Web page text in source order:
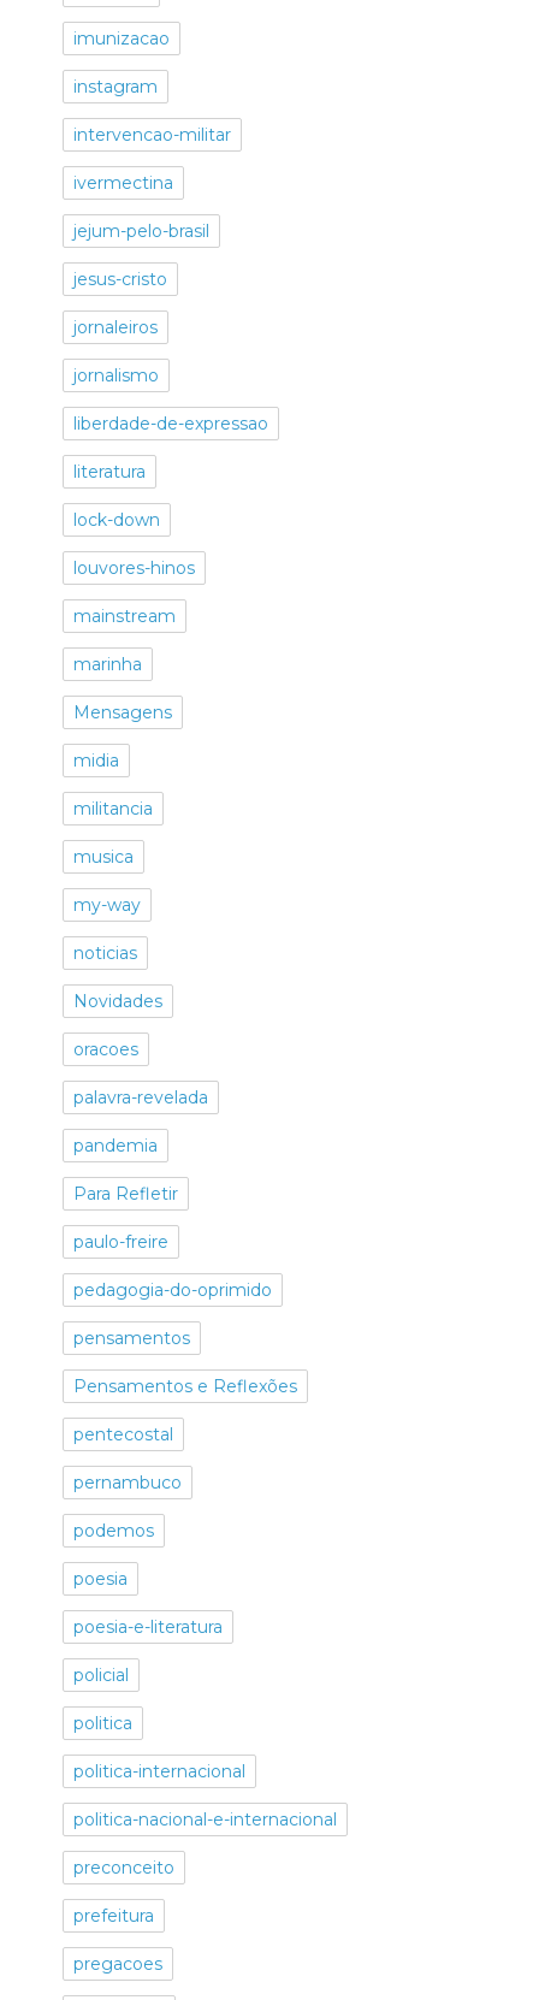
imunizacao
instagram
intervencao-militar
ivermectina
jejum-pelo-brasil
jesus-cristo
jornaleiros
jornalismo
liberdade-de-expressao
literatura
lock-down
louvores-hinos
mainstream
marinha
Mensagens
midia
militancia
musica
my-way
noticias
Novidades
oracoes
palavra-revelada
pandemia
Para Refletir
paulo-freire
pedagogia-do-oprimido
pensamentos
Pensamentos e Reflexões
pentecostal
pernambuco
podemos
poesia
poesia-e-literatura
policial
politica
politica-internacional
politica-nacional-e-internacional
preconceito
prefeitura
pregacoes